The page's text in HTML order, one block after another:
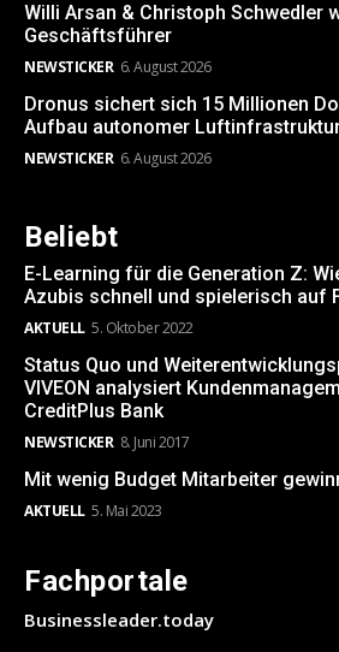
Willi Arsan & Christoph Schwedler
Geschäftsführer
NEWSTICKER 6. August 2026
Dronus sichert sich 15 Millionen
Aufbau autonomer
NEWSTICKER 6. August 2026
Beliebt
E-Learning für die Generation Z:
Azubis schnell und spielerisch auf
AKTUELL 5. Oktober 2022
Status Quo und
VIVEON analysiert
CreditPlus Bank
NEWSTICKER 8. Juni 2017
Mit wenig Budget Mitarbeiter
AKTUELL 5. Mai 2023
Fachportale
Businessleader.today